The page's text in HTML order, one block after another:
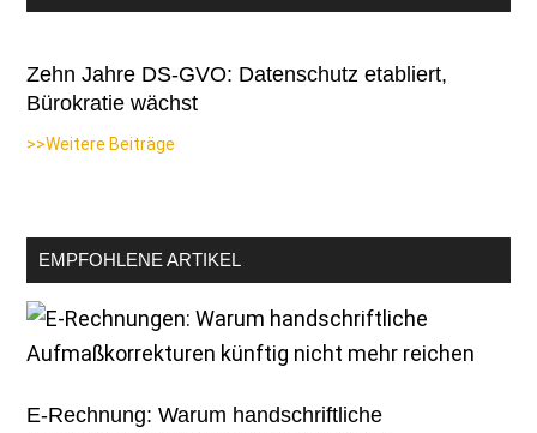
Zehn Jahre DS-GVO: Datenschutz etabliert,
Bürokratie wächst
>>Weitere Beiträge
EMPFOHLENE ARTIKEL
E-Rechnung: Warum handschriftliche